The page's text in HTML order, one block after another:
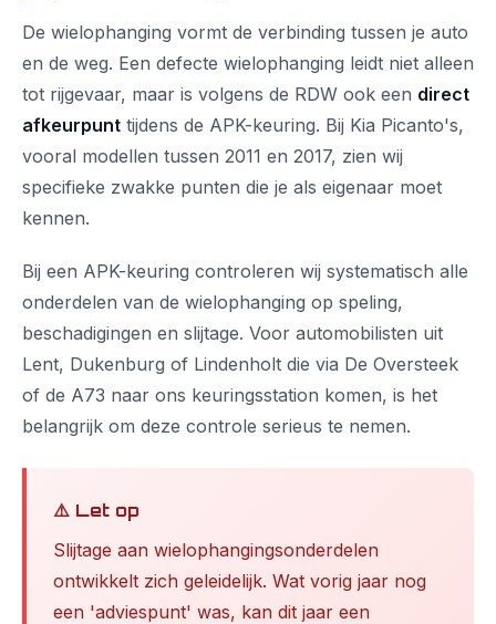
De wielophanging vormt de verbinding tussen je auto
en de weg. Een defecte wielophanging leidt niet alleen
tot rijgevaar, maar is volgens de RDW ook een direct
afkeurpunt tijdens de APK-keuring. Bij Kia Picanto's,
vooral modellen tussen 2011 en 2017, zien wij
specifieke zwakke punten die je als eigenaar moet
kennen.
Bij een APK-keuring controleren wij systematisch alle
onderdelen van de wielophanging op speling,
beschadigingen en slijtage. Voor automobilisten uit
Lent, Dukenburg of Lindenholt die via De Oversteek
of de A73 naar ons keuringsstation komen, is het
belangrijk om deze controle serieus te nemen.
⚠️ Let op
Slijtage aan wielophangingsonderdelen
ontwikkelt zich geleidelijk. Wat vorig jaar nog
een 'adviespunt' was, kan dit jaar een